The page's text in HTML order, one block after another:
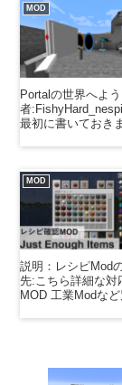
MOD
Portalの世界へよ
者
最初に書いておき
MOD
説明：レシピMod
先:こちら詳細な対
MOD 工業Modな